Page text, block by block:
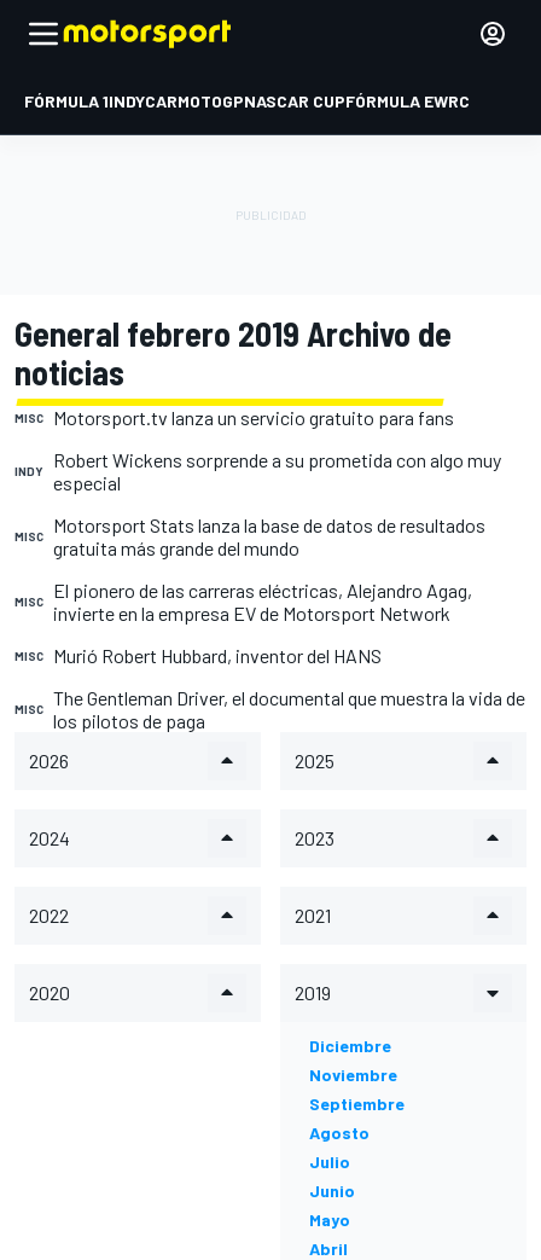
FÓRMULA 1INDYCARMOTOGPNASCAR CUPFÓRMULA EWRC
General febrero 2019 Archivo de
noticias
MISC Motorsport.tv lanza un servicio gratuito para fans
INDY
Robert Wickens sorprende a su prometida con algo muy
especial
MISC
Motorsport Stats lanza la base de datos de resultados
gratuita más grande del mundo
MISC
El pionero de las carreras eléctricas, Alejandro Agag,
invierte en la empresa EV de Motorsport Network
MISC Murió Robert Hubbard, inventor del HANS
MISC
The Gentleman Driver, el documental que muestra la vida de
los pilotos de paga
2026
2025
2024 2023
2022 2021
2020 2019
Diciembre
Noviembre
Septiembre
Agosto
Julio
Junio
Mayo
Abril